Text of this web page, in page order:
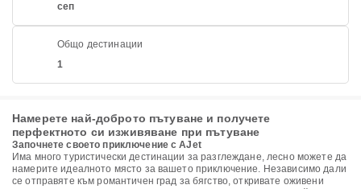
сеп
Общо дестинации
1
Намерете най-доброто пътуване и получете
перфектното си изживяване при пътуване
Започнете своето приключение с AJet
Има много туристически дестинации за разглеждане, лесно можете да
намерите идеалното място за вашето приключение. Независимо дали
се отправяте към романтичен град за бягство, откривате оживени